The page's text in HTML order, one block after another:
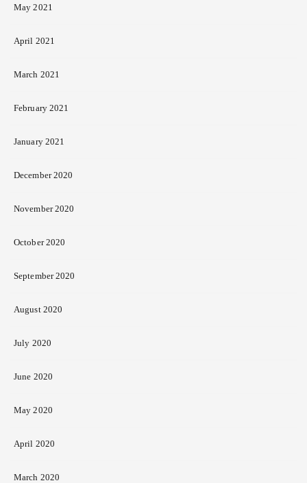
May 2021
April 2021
March 2021
February 2021
January 2021
December 2020
November 2020
October 2020
September 2020
August 2020
July 2020
June 2020
May 2020
April 2020
March 2020